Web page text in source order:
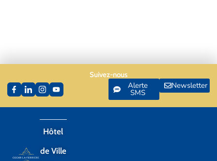
Hôtel
de Ville
Suivez-nous
Alerte
SMS
Newsletter